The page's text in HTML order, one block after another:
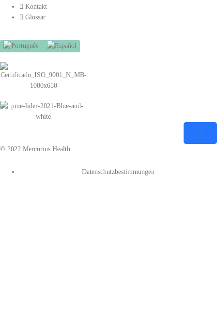
Kontakt
Glossar
© 2022 Mercurius Health
Datenschutzbestimmungen